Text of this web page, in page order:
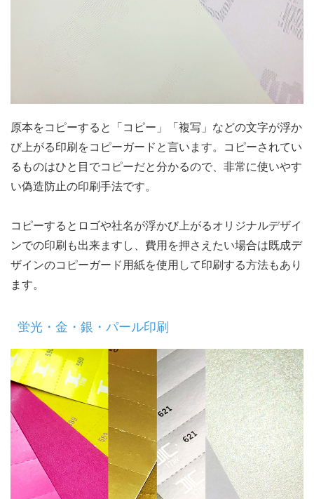
原本をコピーすると「コピー」「複写」などの文字が浮か
び上がる印刷をコピーガードと言います。コピーされてい
るものはひと目でコピーだと分かるので、非常に使いやす
い偽造防止の印刷手法です。
コピーするとロゴや社名が浮かび上がるオリジナルデザイ
ンでの印刷も出来ますし、費用を押さえたい場合は既成デ
ザインのコピーガード用紙を使用して印刷する方法もあり
ます。
蛍光・金・銀・パール印刷